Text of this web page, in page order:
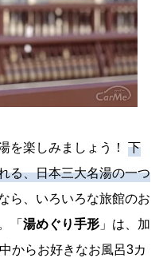
を楽しみましょう！ 下
る、日本三大名湯の一つ
ら、いろいろな旅館のお
「 湯めぐり手形 」は、加
からお好きなお風呂3カ